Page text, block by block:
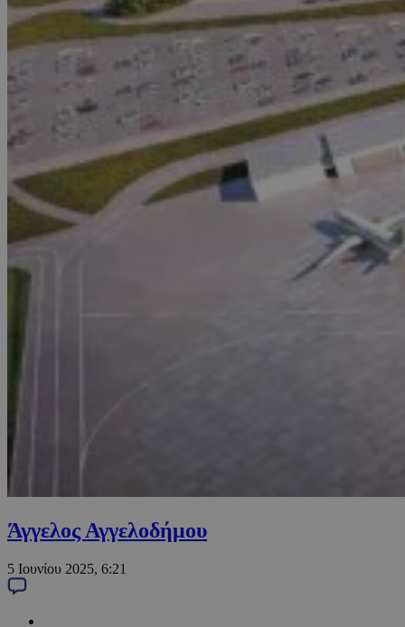
Άγγελος Αγγελοδήμου
5 Ιουνίου 2025, 6:21